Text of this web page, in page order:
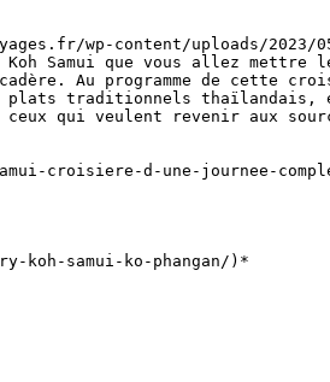
wp-content/uploads/2023/
Samui que vous allez mettre
Au programme de cette
traditionnels thaïlandais,
qui veulent revenir aux
croisiere-d-une-journee-